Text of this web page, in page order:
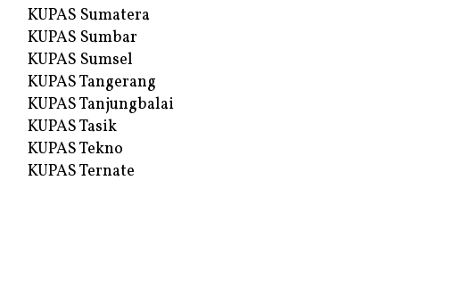
KUPAS Sumatera
KUPAS Sumbar
KUPAS Sumsel
KUPAS Tangerang
KUPAS Tanjungbalai
KUPAS Tasik
KUPAS Tekno
KUPAS Ternate